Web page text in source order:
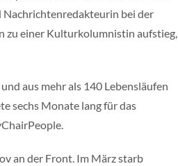
Nachrichtenredakteurin bei der
zu einer Kulturkolumnistin aufstieg,
aus mehr als 140 Lebensläufen
sechs Monate lang für das
an der Front. Im März starb